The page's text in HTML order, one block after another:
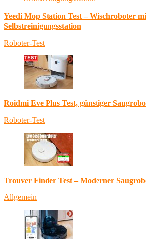
Yeedi Mop Station Test – Wischroboter
Selbstreinigungsstation
Roboter-Test
Roidmi Eve Plus Test, günstiger
Roboter-Test
Trouver Finder Test – Moderner
Allgemein